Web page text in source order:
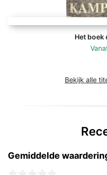
Het boek
Bekijk alle
Gemiddelde